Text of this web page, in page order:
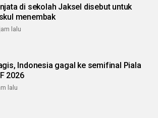
di sekolah Jaksel disebut untuk
menembak
lalu
Indonesia gagal ke semifinal Piala
2026
lalu